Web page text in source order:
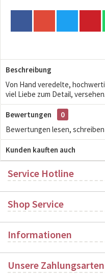
Beschreibung
Von Hand veredelte,
viel Liebe zum Detail,
Bewertungen
0
Bewertungen lesen,
Kunden kauften auch
Service Hotline
Shop Service
Informationen
Unsere Zahlungsarten